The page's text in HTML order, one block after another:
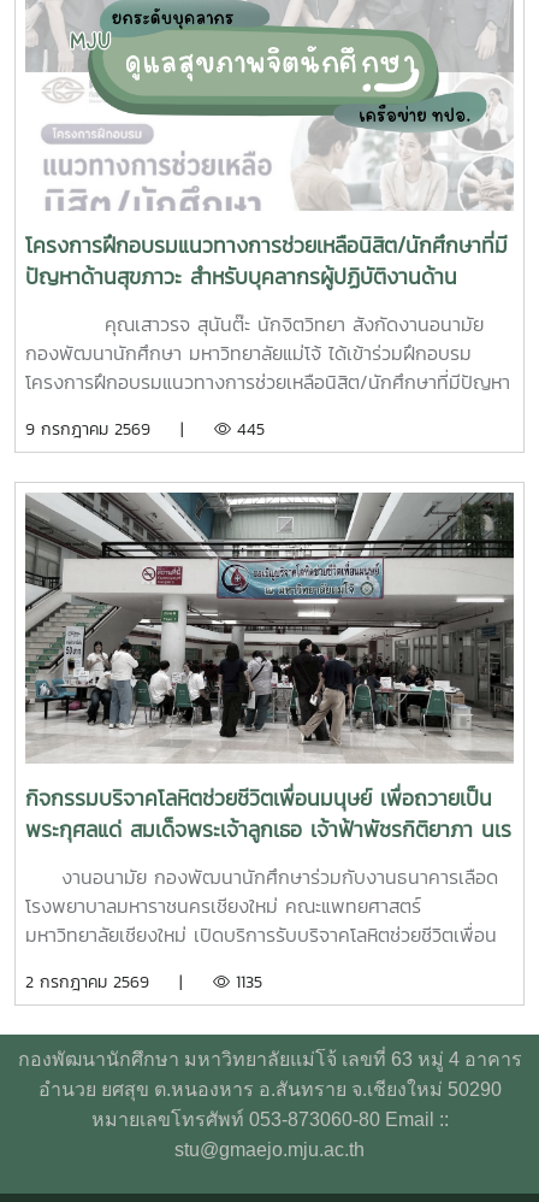
โครงการฝึกอบรมแนวทางการช่วยเหลือนิสิต/นักศึกษาที่มี
ปัญหาด้านสุขภาวะ สำหรับบุคลากรผู้ปฏิบัติงานด้าน
คุณเสาวรจ สุนันต๊ะ นักจิตวิทยา สังกัดงานอนามัย
กองพัฒนานักศึกษา มหาวิทยาลัยแม่โจ้ ได้เข้าร่วมฝึกอบรม
โครงการฝึกอบรมแนวทางการช่วยเหลือนิสิต/นักศึกษาที่มีปัญหา
ที่ 6–7 กรกฎาคม 2569 ณ ห้องบรรยาย ชั้น 1 กองพัฒนานิสิต
บุคลากรจากทั้งเครือข่าย ทปอ. และเครือข่ายสมาคมอุดมศึกษา
เอกชนแห่งประเทศไทย (สสอท.) การอบรมครั้งนี้มุ่งเน้นการ
พัฒนาองค์ความรู้และทักษะที่จำเป็นในการดูแลนิสิตนักศึกษา
ครอบคลุมตั้งแต่:ความรู้พื้นฐานด้านสุขภาพจิต: เรียนรู้แนวโน้ม
ปัญหา และปัจจัยเสี่ยงต่าง ๆ การคัดกรองและประเมินสุขภาพจิต
เบื้องต้น: ด้วยเครื่องมือมาตรฐาน เช่น DASS-21, PHQ-9 และ
ST-5 ทักษะการให้คำปรึกษาเบื้องต้น: อาทิ การฟังอย่างตั้งรับ
(Active Listening), ความเข้าใจใส่ใจ (Empathy) และการ
ปฐมพยาบาลทางจิตใจ (Psychological First Aid: PFA)
นอกจากนี้ ยังมีการเรียนรู้ระบบการดูแลและการส่งต่อกรณี
ฉุกเฉิน การทำงานร่วมกับผู้เชี่ยวชาญทางการแพทย์ ตลอดจน
การติดตามดูแลนิสิตอย่างต่อเนื่องสำหรับวันที่สองของการอบรม
มุ่งเน้นการจัดการสถานการณ์วิกฤตในมหาวิทยาลัย เช่น ภาวะ
เสี่ยงต่อการฆ่าตัวตาย การทำร้ายตนเอง ความรุนแรง และการก
ลั่นแกล้งทางไซเบอร์ (Cyberbullying) รวมถึงการออกแบบ
กิจกรรมเชิงป้องกันเพื่อสร้างความยืดหยุ่นทางใจ (Resilience)
ท้ายของการอบรมยังให้ความสำคัญกับการดูแลสุขภาพจิตของ
(Burnout) การพัฒนาทักษะการเมตตาต่อตนเอง (Self-
Compassion) พร้อมเปิดเวที "Mental Health Talk" เพื่อแลก
เปลี่ยนประสบการณ์ สะท้อนปัญหา และร่วมหาแนวทางพัฒนา
งานด้านสุขภาวะในสถาบันอุดมศึกษา โครงการนี้ถือเป็นอีกหนึ่ง
กลไกสำคัญในการขับเคลื่อน “ระบบนิเวศสุขภาวะนิสิต” ของ
มหาวิทยาลัยไทย ที่มุ่งสร้างบุคลากรผู้ดูแลนิสิตให้มีความพร้อม
9 กรกฎาคม 2569 | 445
กิจกรรมบริจาคโลหิตช่วยชีวิตเพื่อนมนุษย์ เพื่อถวายเป็น
พระกุศลแด่ สมเด็จพระเจ้าลูกเธอ เจ้าฟ้าพัชรกิติยาภา นเร
นทิราเทพยวดี กรมหลวงราช สาริณีสิริพัชร มหาวัชรราช
ธิดางานอนามัย กองพัฒนานักศึกษาร่วมกับงานธนาคารเลือด
โรงพยาบาลมหาราชนครเชียงใหม่ คณะแพทยศาสตร์
มหาวิทยาลัยเชียงใหม่ เปิดบริการรับบริจาคโลหิตช่วยชีวิตเพื่อน
รกิติยาภา นเรนทิราเทพยวดี กรมหลวงราช สาริณีสิริพัชร มหา
14.00 น. ณ ลานอนันต์ ปัญญาวีร์ อาคารอำนวย ยศสุข
นักศึกษาที่เข้าร่วมบริจาคจะได้ชั่วโมงกิจกรรมด้านจิตอาสา ครั้ง
ละ 8 ชั่วโมง- วันที่ 1กรกฏาคม 2569 มีผู้ประสงค์บริจาคโลหิต
จำนวน 91 คน ผ่านเกณฑ์สามารถบริจาคโลหิตได้ จำนวน 41 คน
( 18,450 CC.) - วันที่ 2 กรกฏาคม 2569 มีผู้ประสงค์บริจาค
โลหิต จำนวน 125 คน ผ่านเกณฑ์สามารถบริจาคโลหิตได้ จำนวน
2 กรกฎาคม 2569 | 1135
กองพัฒนานักศึกษา มหาวิทยาลัยแม่โจ้ เลขที่ 63 หมู่ 4 อาคาร
อำนวย ยศสุข ต.หนองหาร อ.สันทราย จ.เชียงใหม่ 50290
หมายเลขโทรศัพท์ 053-873060-80 Email ::
stu@gmaejo.mju.ac.th